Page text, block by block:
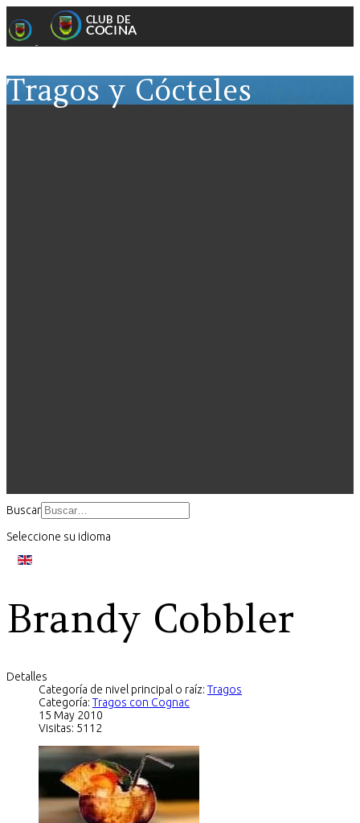
Tragos y Cócteles
Buscar
Seleccione su idioma
Brandy Cobbler
Detalles
Categoría de nivel principal o raíz: Tragos
Categoría: Tragos con Cognac
15 May 2010
Visitas: 5112